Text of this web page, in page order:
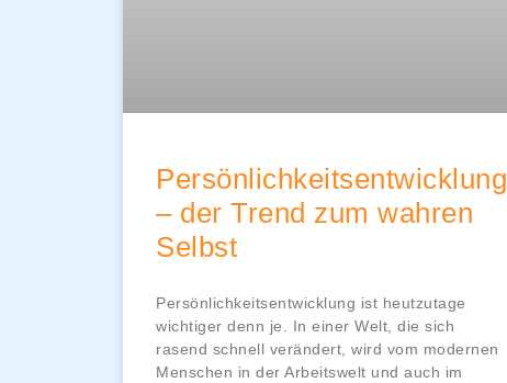
Persönlichkeitsentwicklung
– der Trend zum wahren
Selbst
Persönlichkeitsentwicklung ist heutzutage
wichtiger denn je. In einer Welt, die sich
rasend schnell verändert, wird vom modernen
Menschen in der Arbeitswelt und auch im